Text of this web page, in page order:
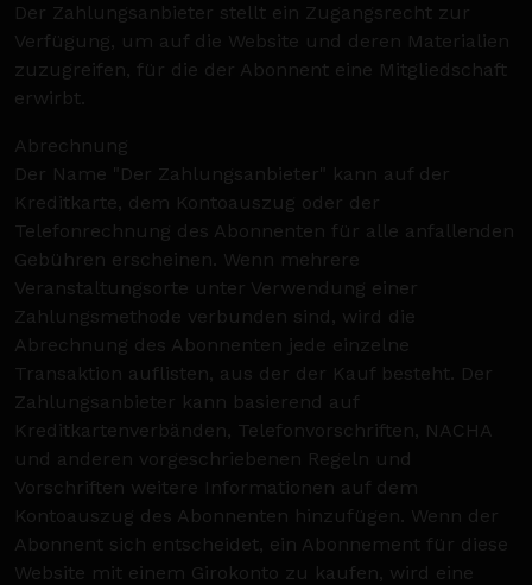
Der Zahlungsanbieter stellt ein Zugangsrecht zur
Verfügung, um auf die Website und deren Materialien
zuzugreifen, für die der Abonnent eine Mitgliedschaft
erwirbt.
Abrechnung
Der Name "Der Zahlungsanbieter" kann auf der
Kreditkarte, dem Kontoauszug oder der
Telefonrechnung des Abonnenten für alle anfallenden
Gebühren erscheinen. Wenn mehrere
Veranstaltungsorte unter Verwendung einer
Zahlungsmethode verbunden sind, wird die
Abrechnung des Abonnenten jede einzelne
Transaktion auflisten, aus der der Kauf besteht. Der
Zahlungsanbieter kann basierend auf
Kreditkartenverbänden, Telefonvorschriften, NACHA
und anderen vorgeschriebenen Regeln und
Vorschriften weitere Informationen auf dem
Kontoauszug des Abonnenten hinzufügen. Wenn der
Abonnent sich entscheidet, ein Abonnement für diese
Website mit einem Girokonto zu kaufen, wird eine